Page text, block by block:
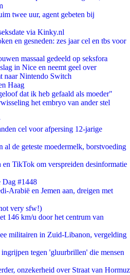
twee uur, agent gebeten bij
via Kinky.nl
en gesneden: zes jaar cel en tbs voor
massaal gedeeld op seksfora
in Nice en neemt geel over
naar Nintendo Switch
Haag
dat ik heb gefaald als moeder"
het embryo van ander stel
cel voor afpersing 12-jarige
de geteste moedermelk, borstvoeding
TikTok om verspreiden desinformatie
Dag #1448
Arabië en Jemen aan, dreigen met
very sfw!)
146 km/u door het centrum van
militairen in Zuid-Libanon, vergelding
tegen 'gluurbrillen' die mensen
onzekerheid over Straat van Hormuz